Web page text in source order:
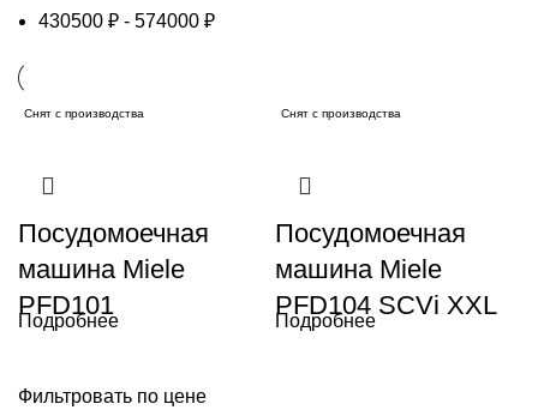
Фильтровать по цене
430500 ₽ - 574000 ₽
Снят с производства
Посудомоечная
машина Miele
PFD101
Подробнее
Снят с производства
Посудомоечная
машина Miele
PFD104 SCVi XXL
Подробнее